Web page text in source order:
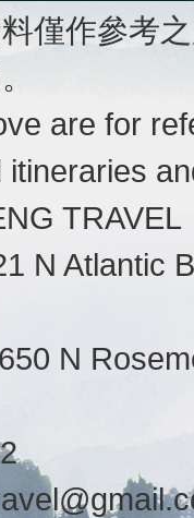
僅作參考
are for
TRAVEL
N Atlantic
N